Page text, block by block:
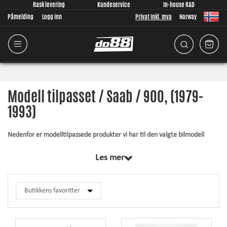
Rask levering Kundeservice
In-house R&D
Påmelding
Logg inn Privat Inkl. mva Norway
Modell tilpasset / Saab / 900, (1979-
1993)
Nedenfor er modelltilpassede produkter vi har til den valgte bilmodell
grunnen av, perfekt tilpasset din bilmodell. Uansett hva vi utvikler, legger
Les mer